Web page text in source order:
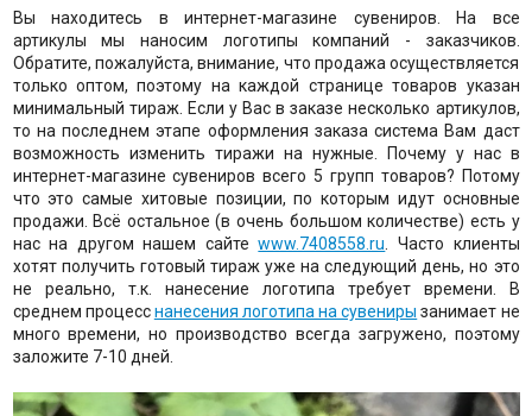
Вы находитесь в интернет-магазине сувениров. На все
артикулы мы наносим логотипы компаний - заказчиков.
Обратите, пожалуйста, внимание, что продажа осуществляется
только оптом, поэтому на каждой странице товаров указан
минимальный тираж. Если у Вас в заказе несколько артикулов,
то на последнем этапе оформления заказа система Вам даст
возможность изменить тиражи на нужные. Почему у нас в
интернет-магазине сувениров всего 5 групп товаров? Потому
что это самые хитовые позиции, по которым идут основные
продажи. Всё остальное (в очень большом количестве) есть у
нас на другом нашем сайтеwww.7408558.ru . Часто клиенты
хотят получить готовый тираж уже на следующий день, но это
не реально, т.к. нанесение логотипа требует времени. В
среднем процесснанесения логотипа на сувениры занимает не
много времени, но производство всегда загружено, поэтому
заложите 7-10 дней.